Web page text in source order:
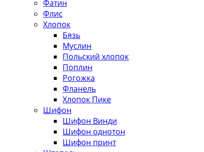
Фатин
Флис
Хлопок
Бязь
Муслин
Польский хлопок
Поплин
Рогожка
Фланель
Хлопок Пике
Шифон
Шифон Винди
Шифон однотон
Шифон принт